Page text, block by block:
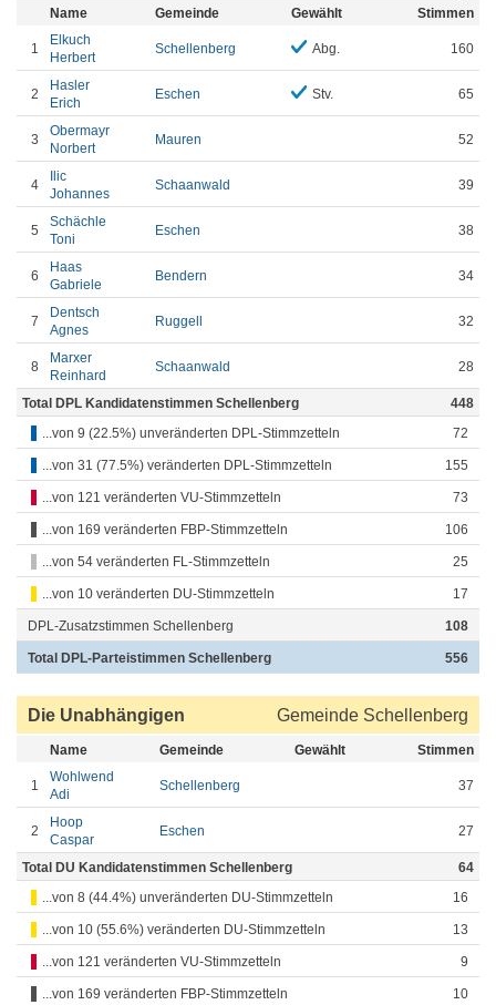
Name Gemeinde Gewählt Stimmen
1
Elkuch
Herbert
Schellenberg Abg. 160
2
Hasler
Erich
Eschen Stv. 65
3
Obermayr
Norbert
Mauren 52
4
Ilic
Johannes
Schaanwald 39
5
Schächle
Toni
Eschen 38
6
Haas
Gabriele
Bendern 34
7
Dentsch
Agnes
Ruggell 32
8
Marxer
Reinhard
Schaanwald 28
Total DPL Kandidatenstimmen Schellenberg
448
...von 9 (22.5%) unveränderten DPL-Stimmzetteln
72
...von 31 (77.5%) veränderten DPL-Stimmzetteln 155
...von 121 veränderten VU-Stimmzetteln 73
...von 169 veränderten FBP-Stimmzetteln 106
...von 54 veränderten FL-Stimmzetteln 25
...von 10 veränderten DU-Stimmzetteln 17
DPL-Zusatzstimmen Schellenberg 108
Total DPL-Parteistimmen Schellenberg 556
Die Unabhängigen Gemeinde Schellenberg
Name Gemeinde Gewählt Stimmen
1
Wohlwend
Adi
Schellenberg 37
2
Hoop
Caspar
Eschen 27
Total DU Kandidatenstimmen Schellenberg
64
...von 8 (44.4%) unveränderten DU-Stimmzetteln
16
...von 10 (55.6%) veränderten DU-Stimmzetteln 13
...von 121 veränderten VU-Stimmzetteln 9
...von 169 veränderten FBP-Stimmzetteln 10